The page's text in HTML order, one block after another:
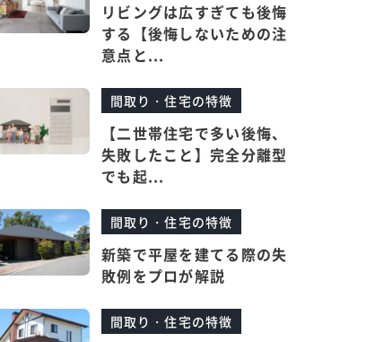
リビングは広すぎても後悔
する【後悔しないための注
意点と...
間取り・住宅の特徴
【二世帯住宅で多い後悔、
失敗したこと】完全分離型
でも起...
間取り・住宅の特徴
新築で平屋を建てる際の失
敗例をプロが解説
間取り・住宅の特徴